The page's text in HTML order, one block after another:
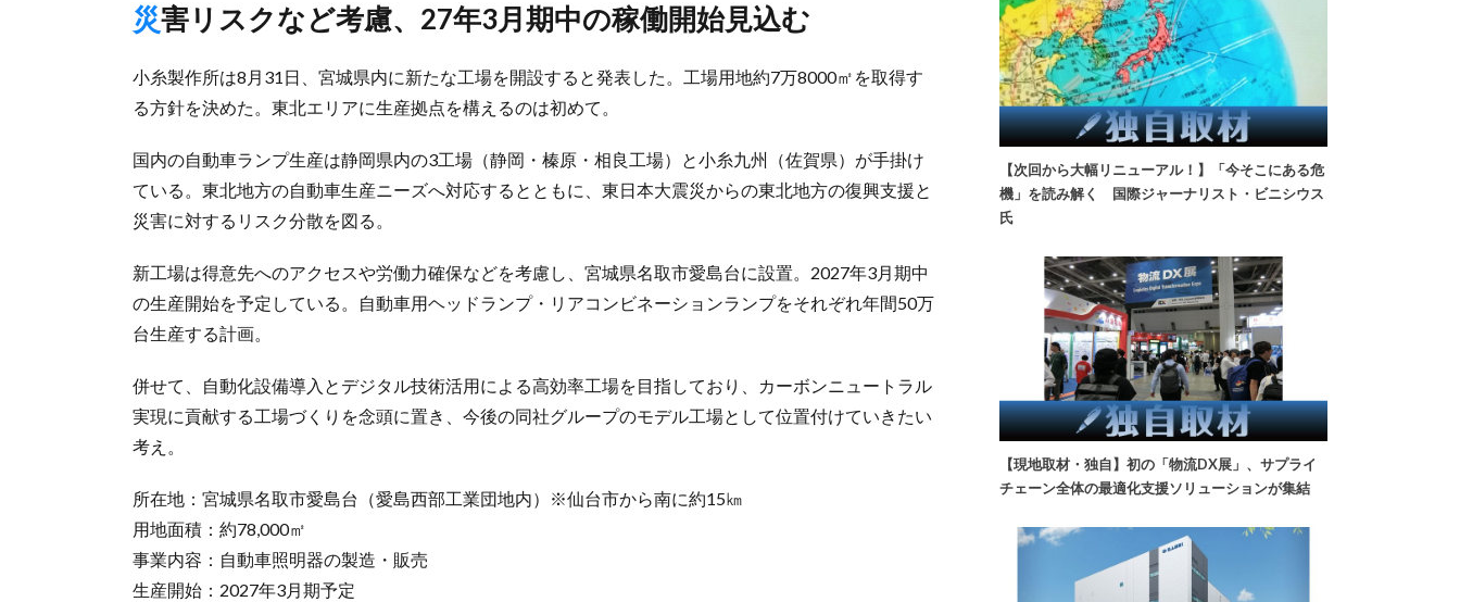
災害リスクなど考慮、27年3月期中の稼働開始見込む
小糸製作所は8月31日、宮城県内に新たな工場を開設すると発表した。工場用地約7万8000㎡を取得す
る方針を決めた。東北エリアに生産拠点を構えるのは初めて。
国内の自動車ランプ生産は静岡県内の3工場（静岡・榛原・相良工場）と小糸九州（佐賀県）が手掛け
ている。東北地方の自動車生産ニーズへ対応するとともに、東日本大震災からの東北地方の復興支援と
災害に対するリスク分散を図る。
新工場は得意先へのアクセスや労働力確保などを考慮し、宮城県名取市愛島台に設置。2027年3月期中
の生産開始を予定している。自動車用ヘッドランプ・リアコンビネーションランプをそれぞれ年間50万
台生産する計画。
併せて、自動化設備導入とデジタル技術活用による高効率工場を目指しており、カーボンニュートラル
実現に貢献する工場づくりを念頭に置き、今後の同社グループのモデル工場として位置付けていきたい
考え。
所在地：宮城県名取市愛島台（愛島西部工業団地内）※仙台市から南に約15㎞
用地面積：約78,000㎡
事業内容：自動車照明器の製造・販売
生産開始：2027年3月期予定
【次回から大幅リニューアル！】「今そこにある危
機」を読み解く 国際ジャーナリスト・ビニシウス
氏
【現地取材・独自】初の「物流DX展」、サプライ
チェーン全体の最適化支援ソリューションが集結